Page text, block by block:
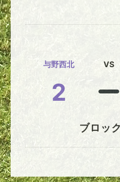
与野西北
2
VS
ブロッ